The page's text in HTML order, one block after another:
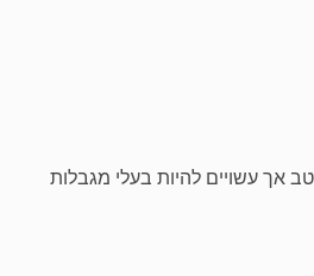
אך עשויים להיות בעלי מגבלות